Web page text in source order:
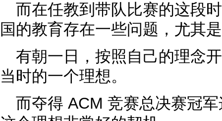
而在任教到带队比赛的这段
国的教育存在一些问题，尤其
有朝一日，按照自己的理念
当时的一个理想。
而夺得 ACM 竞赛总决赛冠